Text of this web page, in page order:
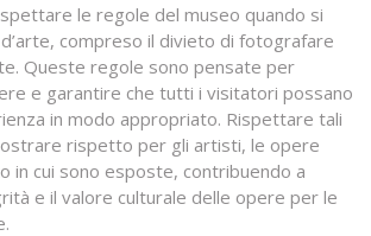
le regole del museo quando si
compreso il divieto di fotografare
Queste regole sono pensate per
e garantire che tutti i visitatori possano
in modo appropriato. Rispettare tali
rispetto per gli artisti, le opere
in cui sono esposte, contribuendo a
e il valore culturale delle opere per le